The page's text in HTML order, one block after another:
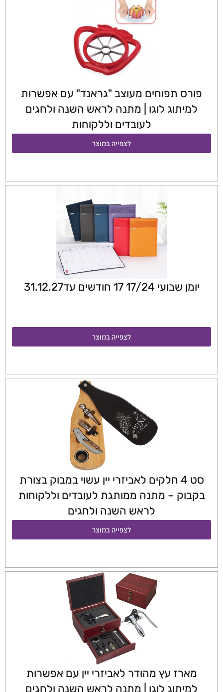
פורס תפוחים מעוצב "גראנד" עם אפשרות
למיתוג לוגו | מתנה לראש השנה ולחגים
לעובדים וללקוחות
לצפייה במוצר
יומן שבועי 17/24 17 חודשים עד31.12.27
לצפייה במוצר
סט 4 חלקים לאביזרי יין עשוי במבוק בצורת
בקבוק – מתנה ממותגת לעובדים וללקוחות
לראש השנה ולחגים
לצפייה במוצר
מארז עץ מהודר לאביזרי יין עם אפשרות
למיתוג לוגו | מתנה לראש השנה ולחגים